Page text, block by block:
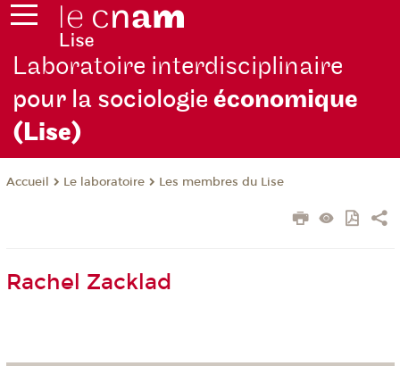
Laboratoire interdisciplinaire
pour la sociologieéconomique
(Lise)
Accueil Le laboratoire Les membres du Lise
Rachel Zacklad